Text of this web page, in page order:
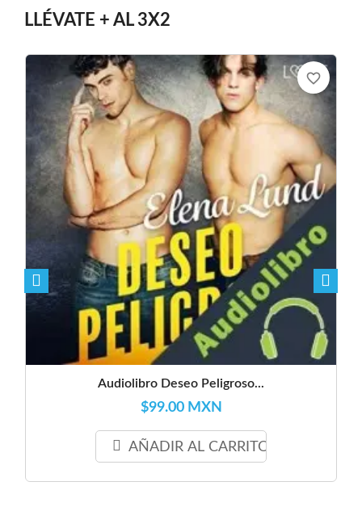
LLÉVATE + AL 3X2
Audiolibro Deseo Peligroso...
$99.00 MXN
AÑADIR AL CARRITO
favorite_border